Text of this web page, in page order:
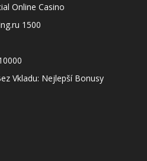
Online Casino
1500
Vkladu: Nejlepší Bonusy